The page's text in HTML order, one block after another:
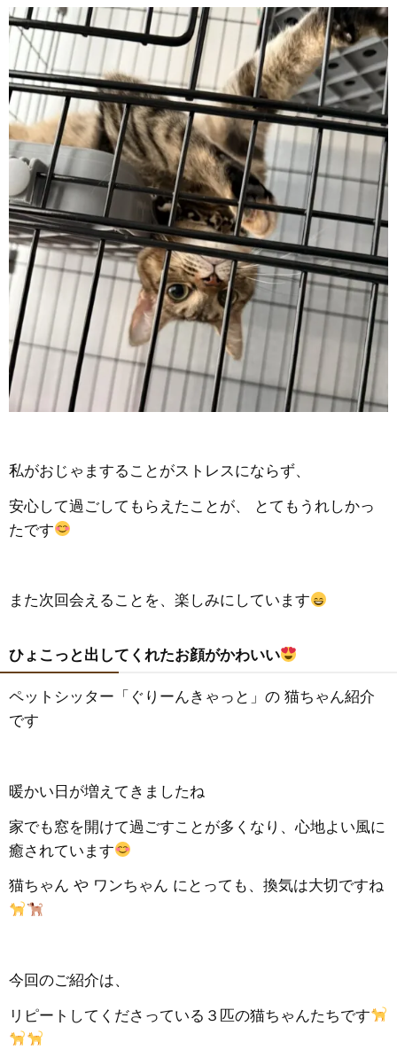
私がおじゃますることがストレスにならず、
安心して過ごしてもらえたことが、 とてもうれしかっ
たです
また次回会えることを、楽しみにしています
ひょこっと出してくれたお顔がかわいい
ペットシッター「ぐりーんきゃっと」の 猫ちゃん紹介
です
暖かい日が増えてきましたね
家でも窓を開けて過ごすことが多くなり、心地よい風に
癒されています
猫ちゃん や ワンちゃん にとっても、換気は大切ですね
今回のご紹介は、
リピートしてくださっている３匹の猫ちゃんたちです